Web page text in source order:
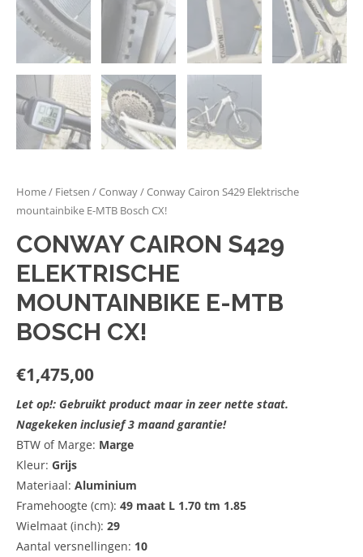
Home/ Fietsen /Conway/ Conway Cairon S429 Elektrische
mountainbike E-MTB Bosch CX!
CONWAY CAIRON S429
ELEKTRISCHE
MOUNTAINBIKE E-MTB
BOSCH CX!
€1,475,00
Let op!: Gebruikt product maar in zeer nette staat.
Nagekeken inclusief 3 maand garantie!
BTW of Marge: Marge
Kleur: Grijs
Materiaal: Aluminium
Framehoogte (cm): 49 maat L 1.70 tm 1.85
Wielmaat (inch): 29
Aantal versnellingen: 10